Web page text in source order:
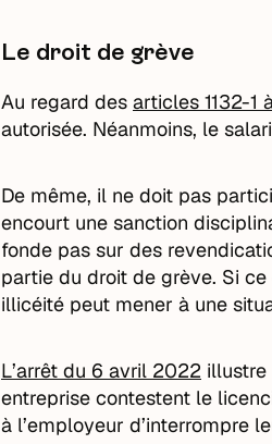
Le droit de grève
Au regard des articles 1132-1
autorisée. Néanmoins, le
De même, il ne doit pas
encourt une sanction
fonde pas sur des
partie du droit de grève. Si
illicéité peut mener à une
L’arrêt du 6 avril 2022 illustre
entreprise contestent le
à l’employeur d’interrompre